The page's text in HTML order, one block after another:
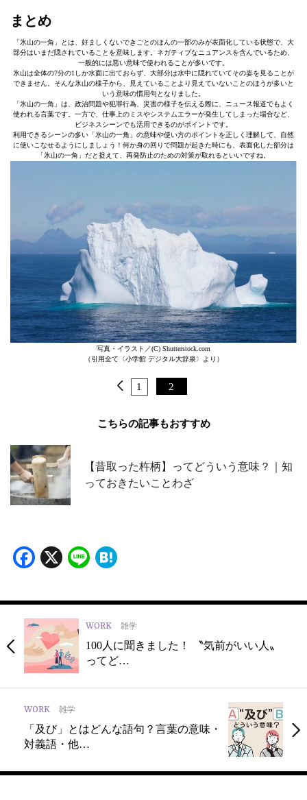
まとめ
「氷山の一角」とは、好ましくないできごとのほんの一部のみが表面化している状態で、大
部分はいまだ隠されていることを意味します。ネガティブなニュアンスを含んでいるため、
一般的には悪い意味で使われることが多いです。
氷山は全体の7分の1しか水面に出ておらず、大部分は水中に隠れていてその姿を見ることが
できません。そんな氷山の様子から、見えていることより見えていないことのほうが多いと
いう意味の慣用句となりました。
「氷山の一角」は、政治問題や犯罪行為、災害の様子を伝える際に、ニュース報道でもよく
使われる言葉です。一方で、仕事上のミスやシステムエラーが発生してしまった場合など、
ビジネスシーンでも活用できるのがポイントです。
利用できるシーンの多い「氷山の一角」の意味や使い方のポイントを正しく理解して、自然
に使いこなせるようにしましょう！何か身の回りで問題が起きた時にも、表面化した部分は
「氷山の一角」だと捉えて、再発防止のための対策が取れるといいですね。
写真・イラスト／(C) Shutterstock.com
（引用全て〈小学館 デジタル大辞泉〉より）
1 2
こちらの記事もおすすめ
【昔取った杵柄】ってどういう意味？｜知
っておきたいことわざ
Facebook
X Line
WORK 雑学
100人に聞きました！ 〝気前がいい人〟
ってど…
WORK 雑学
「及び」とはどんな語句？言葉の意味・
対義語・他…